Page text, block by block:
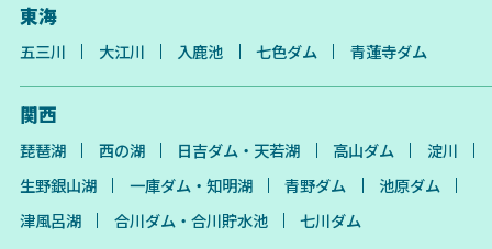
東海
五三川 大江川 入鹿池 七色ダム 青蓮寺ダム
関西
琵琶湖 西の湖 日吉ダム・天若湖 高山ダム
淀川
生野銀山湖
一庫ダム・知明湖 青野ダム
池原ダム
津風呂湖
合川ダム・合川貯水池 七川ダム